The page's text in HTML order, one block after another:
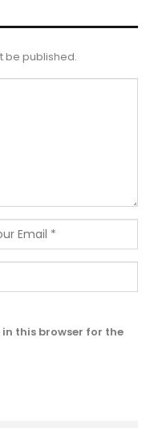
be published.
this browser for the